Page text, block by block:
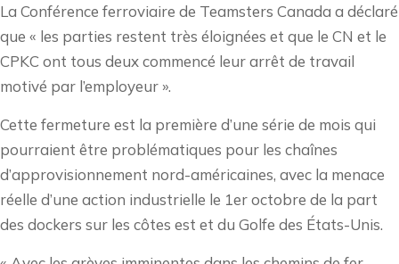
La Conférence ferroviaire de Teamsters Canada a déclaré
que « les parties restent très éloignées et que le CN et le
CPKC ont tous deux commencé leur arrêt de travail
motivé par l’employeur ».
Cette fermeture est la première d’une série de mois qui
pourraient être problématiques pour les chaînes
d’approvisionnement nord-américaines, avec la menace
réelle d’une action industrielle le 1er octobre de la part
des dockers sur les côtes est et du Golfe des États-Unis.